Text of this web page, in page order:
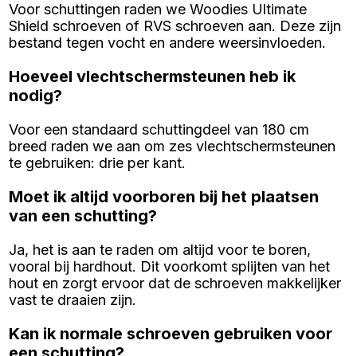
Voor schuttingen raden we Woodies Ultimate
Shield schroeven of RVS schroeven aan. Deze zijn
bestand tegen vocht en andere weersinvloeden.
Hoeveel vlechtschermsteunen heb ik
nodig?
Voor een standaard schuttingdeel van 180 cm
breed raden we aan om zes vlechtschermsteunen
te gebruiken: drie per kant.
Moet ik altijd voorboren bij het plaatsen
van een schutting?
Ja, het is aan te raden om altijd voor te boren,
vooral bij hardhout. Dit voorkomt splijten van het
hout en zorgt ervoor dat de schroeven makkelijker
vast te draaien zijn.
Kan ik normale schroeven gebruiken voor